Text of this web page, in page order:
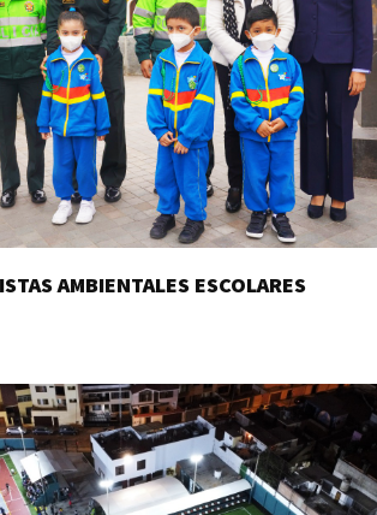
AMBIENTALES ESCOLARES